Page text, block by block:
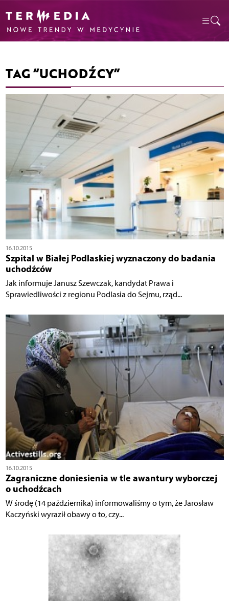
TAG “UCHODŹCY”
16.10.2015
Szpital w Białej Podlaskiej wyznaczony do badania
uchodźców
Jak informuje Janusz Szewczak, kandydat Prawa i
Sprawiedliwości z regionu Podlasia do Sejmu, rząd...
16.10.2015
Zagraniczne doniesienia w tle awantury wyborczej
o uchodźcach
W środę (14 października) informowaliśmy o tym, że Jarosław
Kaczyński wyraził obawy o to, czy...